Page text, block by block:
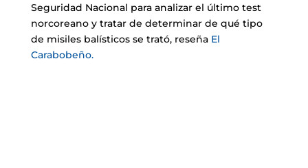
Seguridad Nacional para analizar el último test
norcoreano y tratar de determinar de qué tipo
de misiles balísticos se trató, reseña El
Carabobeño.